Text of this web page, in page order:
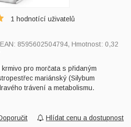
1 hodnotící uživatelů
8595602504794, Hmotnost: 0,32
pro morčata s přidaným
mariánský (Silybum
trávení a metabolismu.
Hlídat cenu a dostupnost